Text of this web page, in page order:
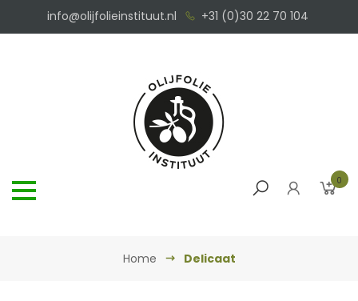
info@olijfolieinstituut.nl +31 (0)30 22 70 104
0
Home Delicaat